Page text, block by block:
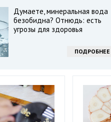
Думаете, минеральная вода
безобидна? Отнюдь: есть
угрозы для здоровья
ПОДРОБНЕЕ